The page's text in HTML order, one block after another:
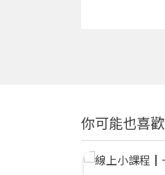
你可能也喜歡